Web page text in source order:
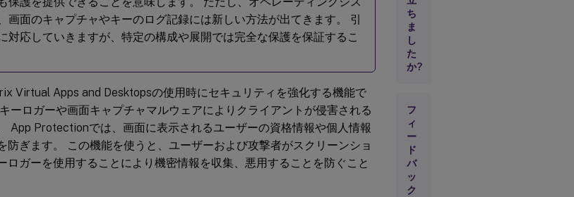
画面のキャプチャやキーのログ記録には新しい方法が出てきます。 引
対応していきますが、特定の構成や展開では完全な保護を保証するこ
Virtual Apps and Desktopsの使用時にセキュリティを強化する機能で
ーロガーや画面キャプチャマルウェアによりクライアントが侵害される
App Protectionでは、画面に表示されるユーザーの資格情報や個人情報
防ぎます。 この機能を使うと、ユーザーおよび攻撃者がスクリーンショ
ロガーを使用することにより機密情報を収集、悪用することを防ぐこと
deviceTRUST
スな統合
ち
ま
し
た
か?
フ
ィ
ー
ド
バ
ッ
ク